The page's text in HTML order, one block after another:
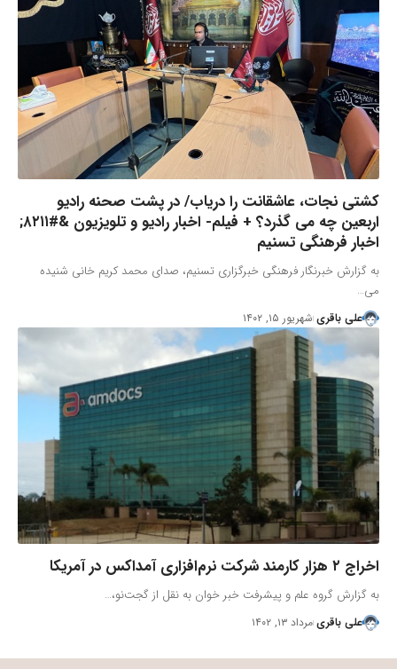
کشتی نجات، عاشقانت را دریاب/ در پشت صحنه رادیو
اربعین چه می گذرد؟ + فیلم- اخبار رادیو و تلویزیون &#۸۲۱۱;
اخبار فرهنگی تسنیم
به گزارش خبرنگار فرهنگی خبرگزاری تسنیم، صدای محمد کریم خانی شنیده
می…
علی باقری شهریور ۱۵, ۱۴۰۲
اخراج ۲ هزار کارمند شرکت نرم‌افزاری آمداکس در آمریکا
به گزارش گروه علم و پیشرفت خبر خوان به نقل از گجت‌نو،…
علی باقری مرداد ۱۳, ۱۴۰۲